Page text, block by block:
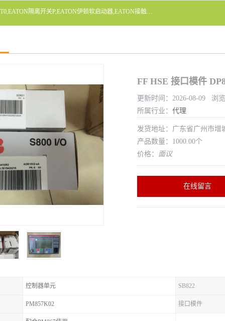
广东泓威电气设备有限公司是一家专业从事EATON凸轮开关T0,EATON隔离开关P,EATON伊顿软启动器,EATON接触器DILM400/22,ETN隔离开关P1-32/EA/SVB,凸轮开关T0-2-1/EA/SVB,伊顿软启动器S811+V42N3SP等品牌的电气自动化产品代理经销商。
FF HSE 接口模件
更新时间：2026-08-09 浏
所属行业： 代理
发货地址：广东省广州市
产品数量：1000.00个
价格： 面议
在线留言
控制器单元 SB822
PM857K02 接口模件